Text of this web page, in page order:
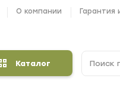
О компании Гарантия
Каталог